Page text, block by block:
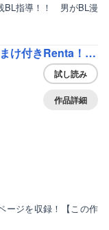
BL指導！！ 男がBL漫
先生のために不良になりました。【おまけ付きRenta！限定版】
試し読み
作品詳細
ージを収録！【この作